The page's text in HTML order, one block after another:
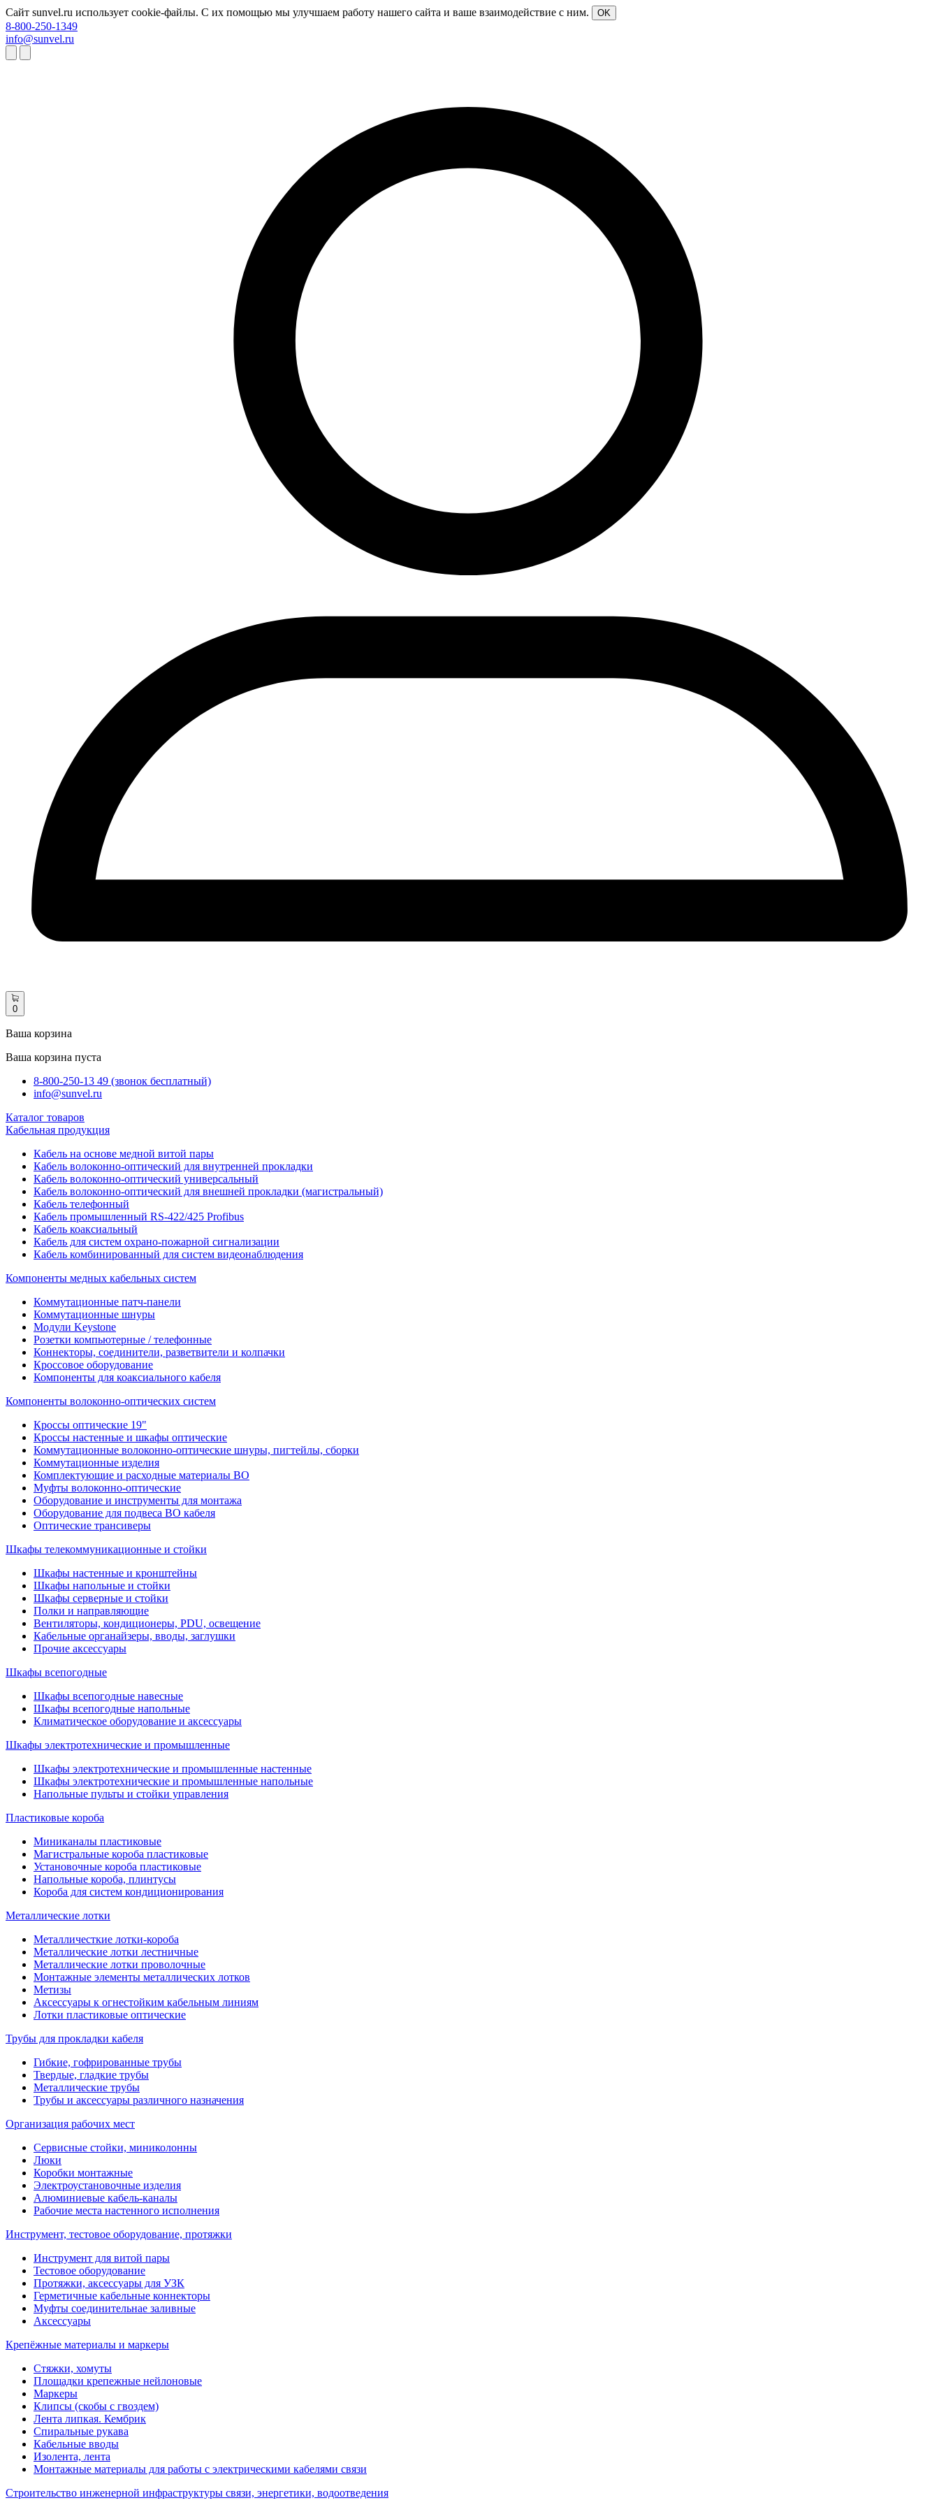
Сайт sunvel.ru использует cookie-файлы. С их помощью мы улучшаем работу нашего сайта и ваше взаимодействие с ним. OK
8-800-250-1349
info@sunvel.ru
0
Ваша корзина
Ваша корзина пуста
8-800-250-13 49 (звонок бесплатный)
info@sunvel.ru
Каталог товаров
Кабельная продукция
Кабель на основе медной витой пары
Кабель волоконно-оптический для внутренней прокладки
Кабель волоконно-оптический универсальный
Кабель волоконно-оптический для внешней прокладки (магистральный)
Кабель телефонный
Кабель промышленный RS-422/425 Profibus
Кабель коаксиальный
Кабель для систем охрано-пожарной сигнализации
Кабель комбинированный для систем видеонаблюдения
Компоненты медных кабельных систем
Коммутационные патч-панели
Коммутационные шнуры
Модули Keystone
Розетки компьютерные / телефонные
Коннекторы, соединители, разветвители и колпачки
Кроссовое оборудование
Компоненты для коаксиального кабеля
Компоненты волоконно-оптических систем
Кроссы оптические 19"
Кроссы настенные и шкафы оптические
Коммутационные волоконно-оптические шнуры, пигтейлы, сборки
Коммутационные изделия
Комплектующие и расходные материалы ВО
Муфты волоконно-оптические
Оборудование и инструменты для монтажа
Оборудование для подвеса ВО кабеля
Оптические трансиверы
Шкафы телекоммуникационные и стойки
Шкафы настенные и кронштейны
Шкафы напольные и стойки
Шкафы серверные и стойки
Полки и направляющие
Вентиляторы, кондиционеры, PDU, освещение
Кабельные органайзеры, вводы, заглушки
Прочие аксеcсуары
Шкафы всепогодные
Шкафы всепогодные навесные
Шкафы всепогодные напольные
Климатическое оборудование и аксессуары
Шкафы электротехнические и промышленные
Шкафы электротехнические и промышленные настенные
Шкафы электротехнические и промышленные напольные
Напольные пульты и стойки управления
Пластиковые короба
Миниканалы пластиковые
Магистральные короба пластиковые
Установочные короба пластиковые
Напольные короба, плинтусы
Короба для систем кондиционирования
Металлические лотки
Металличесткие лотки-короба
Металлические лотки лестничные
Металлические лотки проволочные
Монтажные элементы металлических лотков
Метизы
Аксессуары к огнестойким кабельным линиям
Лотки пластиковые оптические
Трубы для прокладки кабеля
Гибкие, гофрированные трубы
Твердые, гладкие трубы
Металлические трубы
Трубы и аксессуары различного назначения
Организация рабочих мест
Сервисные стойки, миниколонны
Люки
Коробки монтажные
Электроустановочные изделия
Алюминиевые кабель-каналы
Рабочие места настенного исполнения
Инструмент, тестовое оборудование, протяжки
Инструмент для витой пары
Тестовое оборудование
Протяжки, аксессуары для УЗК
Герметичные кабельные коннекторы
Муфты соединительнае заливные
Аксессуары
Крепёжные материалы и маркеры
Стяжки, хомуты
Площадки крепежные нейлоновые
Маркеры
Клипсы (скобы с гвоздем)
Лента липкая. Кембрик
Спиральные рукава
Кабельные вводы
Изолента, лента
Монтажные материалы для работы с электрическими кабелями связи
Строительство инженерной инфраструктуры связи, энергетики, водоотведения